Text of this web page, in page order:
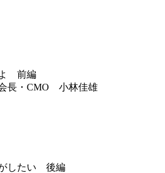
よ 前編
長・CMO 小林佳雄
がしたい 後編